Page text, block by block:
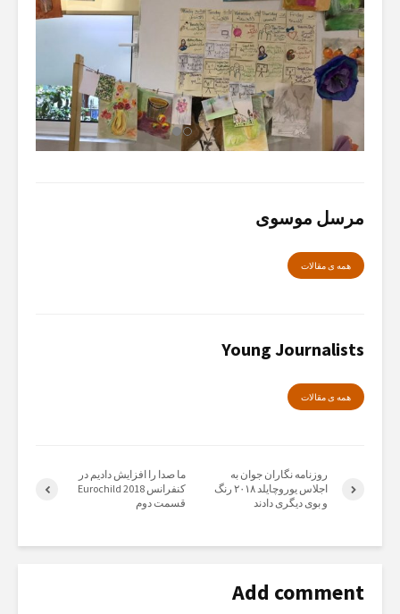
مرسل موسوی
همە ی مقالات
Young Journalists
همە ی مقالات
ما صدا را افزایش دادیم در
قسمت دوم
روزنامە نگاران جوان بە
اجلاس یوروچایلد ٢٠١٨ رنگ
و بوی دیگری دادند
Add comment